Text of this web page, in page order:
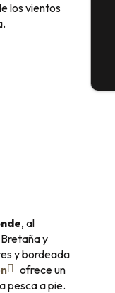
los vientos
, al
y
y bordeada
ofrece un
pesca a pie.